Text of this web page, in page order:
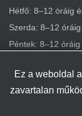
Hétfő: 8–12 óráig
Szerda: 8–12 óráig
Péntek: 8–12 óráig
Ez a weboldal
zavartalan